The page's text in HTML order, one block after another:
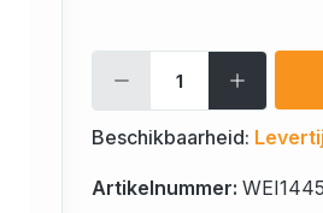
Beschikbaarheid:
Artikelnummer: